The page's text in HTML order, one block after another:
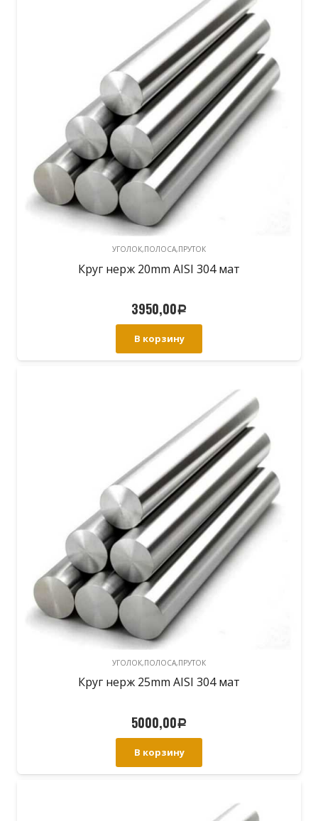
УГОЛОК,ПОЛОСА,ПРУТОК
Круг нерж 20mm AISI 304 мат
3950,00Р
В корзину
УГОЛОК,ПОЛОСА,ПРУТОК
Круг нерж 25mm AISI 304 мат
5000,00Р
В корзину